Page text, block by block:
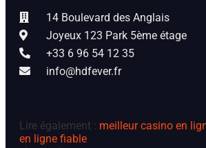
14 Boulevard des Anglais
Joyeux 123 Park 5ème étage
+33 6 96 54 12 35
info@hdfever.fr
Lire également : meilleur casino en
en ligne fiable